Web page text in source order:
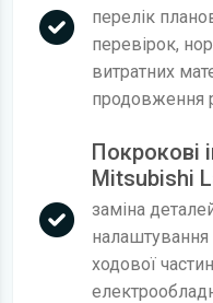
перелік
перевірок,
витратних
продовження
Покрокові
Mitsubishi
заміна
налаштування
ходової